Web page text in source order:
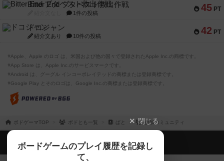
45 PT
Bitter End ブタペスト救出作戦
1件の投稿
42 PT
ドコジャン
紹介文あり 10件の投稿
※Apple、Apple のロゴ は、米国および他の国々で登録されたApple Inc.の商標です。
※App Store は、Apple Inc.のサービスマークです。
※Android は、グーグル インコーポレイテッドの商標または登録商標です。
※Google Play とそのロゴは、Google Inc.の商標または登録商標です。
ボドゲーマTOP ボドとも一覧 ぱと 参加コミュニティ
閉じる
ボードゲームのプレイ履歴を記録し
て、
ボドゲーマTOP